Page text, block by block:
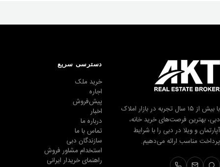
با بیش از ۱۵ سال تجربه در بازار املاک
دبی، بهترین فرصت‌های خرید خانه،
آپارتمان و ویلا در دبی را با شرایط
پرداخت مناسب ارائه می‌دهیم.
دسترسی سریع
خرید ملک
اجاره
پیش‌فروش
اخبار
درباره ما
تماس با ما
سازندگان دبی
استخدام مشاور فروش
راهنمای خریدار ایرانی